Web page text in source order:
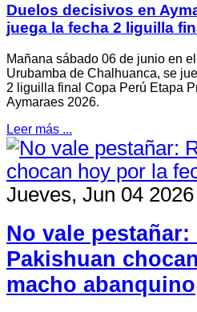
Duelos decisivos en
juega la fecha 2 liguilla
Mañana sábado 06 de junio en
Urubamba de Chalhuanca, se
2 liguilla final Copa Perú Etapa
Aymaraes 2026.
Leer más ...
Jueves, Jun 04 2026
No vale
Pakishuan
macho abanquino